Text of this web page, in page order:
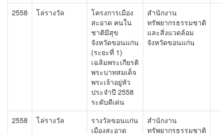
2558 โล่รางวัล
โครงการเมือง
สะอาด คนใน
ชาติมีสุข
จังหวัดขอนแก่น
(ระยะที่ 1)
เฉลิมพระเกียรติ
พระบาทสมเด็จ
พระเจ้าอยู่หัว
ประจำปี 2558
ระดับดีเด่น
สำนักงาน
ทรัพยากรธรรมชาติ
และสิ่งแวดล้อม
จังหวัดขอนแก่น
2558 โล่รางวัล
รางวัลขอนแก่น
เมืองสะอาด
สำนักงาน
ทรัพยากรธรรมชาติ